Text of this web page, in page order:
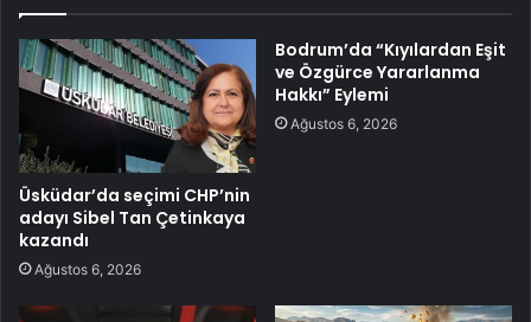
Üsküdar’da seçimi CHP’nin
adayı Sibel Tan Çetinkaya
kazandı
Ağustos 6, 2026
Bodrum’da “Kıyılardan Eşit
ve Özgürce Yararlanma
Hakkı” Eylemi
Ağustos 6, 2026